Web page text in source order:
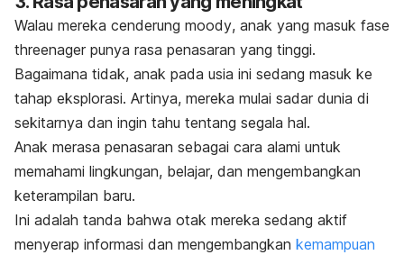
Walau mereka cenderung moody, anak yang masuk fase
threenager punya rasa penasaran yang tinggi.
Bagaimana tidak, anak pada usia ini sedang masuk ke
tahap eksplorasi. Artinya, mereka mulai sadar dunia di
sekitarnya dan ingin tahu tentang segala hal.
Anak merasa penasaran sebagai cara alami untuk
memahami lingkungan, belajar, dan mengembangkan
keterampilan baru.
Ini adalah tanda bahwa otak mereka sedang aktif
menyerap informasi dan mengembangkan kemampuan